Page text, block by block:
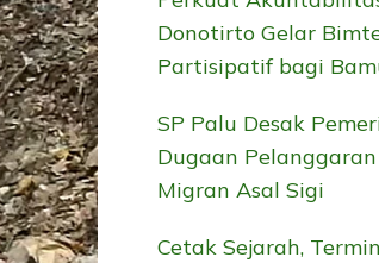
Donotirto Gelar
Partisipatif bagi
SP Palu Desak
Dugaan
Migran Asal Sigi
Cetak Sejarah,